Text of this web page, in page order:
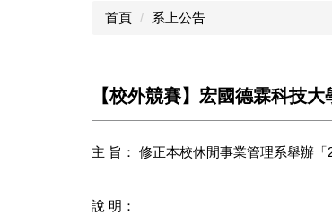
首頁 系上公告
【校外競賽】宏國德霖科技
主 旨： 修正本校休閒事業管理系舉辦
說 明：